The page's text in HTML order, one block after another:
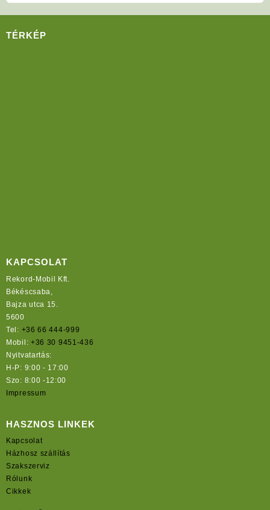
TÉRKÉP
KAPCSOLAT
Rekord-Mobil Kft.
Békéscsaba,
Bajza utca 15.
5600
Tel: +36 66 444-999
Mobil: +36 30 9451-436
Nyitvatartás:
H-P: 9:00 - 17:00
Szo: 8:00 -12:00
Impressum
HASZNOS LINKEK
Kapcsolat
Házhosz szállítás
Szakszerviz
Rólunk
Cikkek